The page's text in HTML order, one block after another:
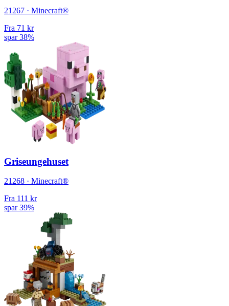
21267 · Minecraft®
Fra 71 kr
spar 38%
Griseungehuset
21268 · Minecraft®
Fra 111 kr
spar 39%